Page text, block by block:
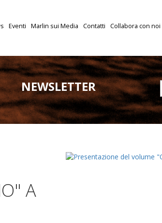
Eventi Marlin sui Media Contatti Collabora con noi
NEWSLETTER
A